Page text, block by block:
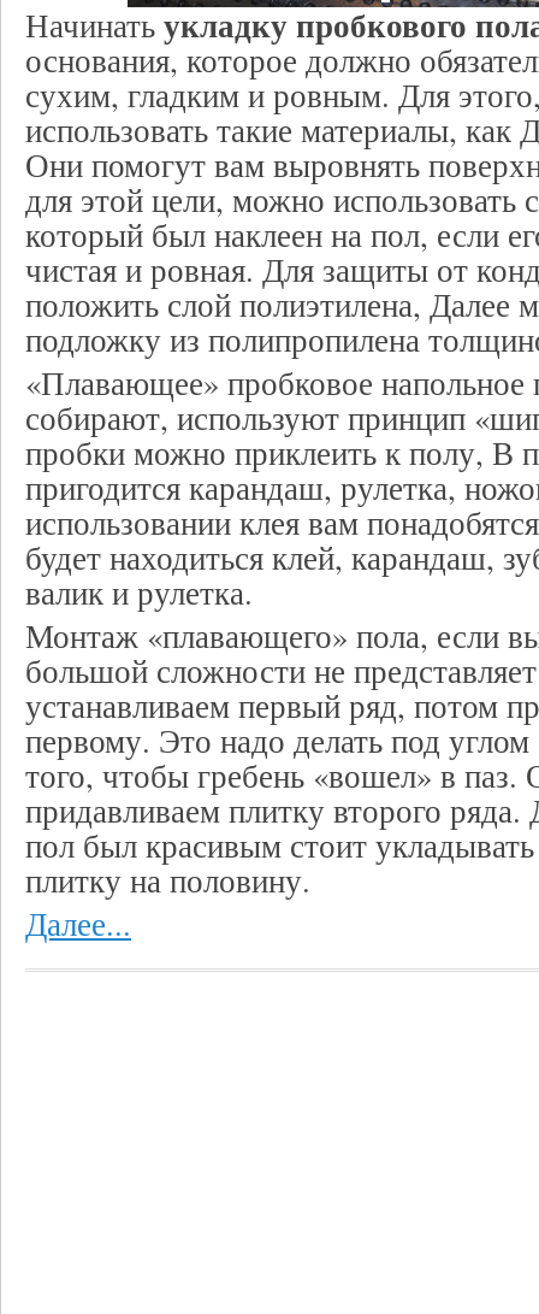
Начинатьукладку пробкового
основания, которое должно
сухим, гладким и ровным. Для
использовать такие материалы,
Они помогут вам выровнять
для этой цели, можно использовать
который был наклеен на пол, если
чистая и ровная. Для защиты от
положить слой полиэтилена, Далее
подложку из полипропилена
«Плавающее» пробковое напольное
собирают, используют принцип
пробки можно приклеить к полу, В
пригодится карандаш, рулетка,
использовании клея вам
будет находиться клей, карандаш,
валик и рулетка.
Монтаж «плавающего» пола, если
большой сложности не
устанавливаем первый ряд, потом
первому. Это надо делать под углом
того, чтобы гребень «вошел» в паз.
придавливаем плитку второго
пол был красивым стоит
плитку на половину.
Далее...